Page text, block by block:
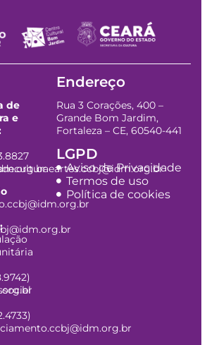
de
e
Endereço
Rua 3 Corações, 400 –
Grande Bom Jardim,
Fortaleza – CE, 60540-441
LGPD
Aviso de Privacidade
Termos de uso
Política de cookies